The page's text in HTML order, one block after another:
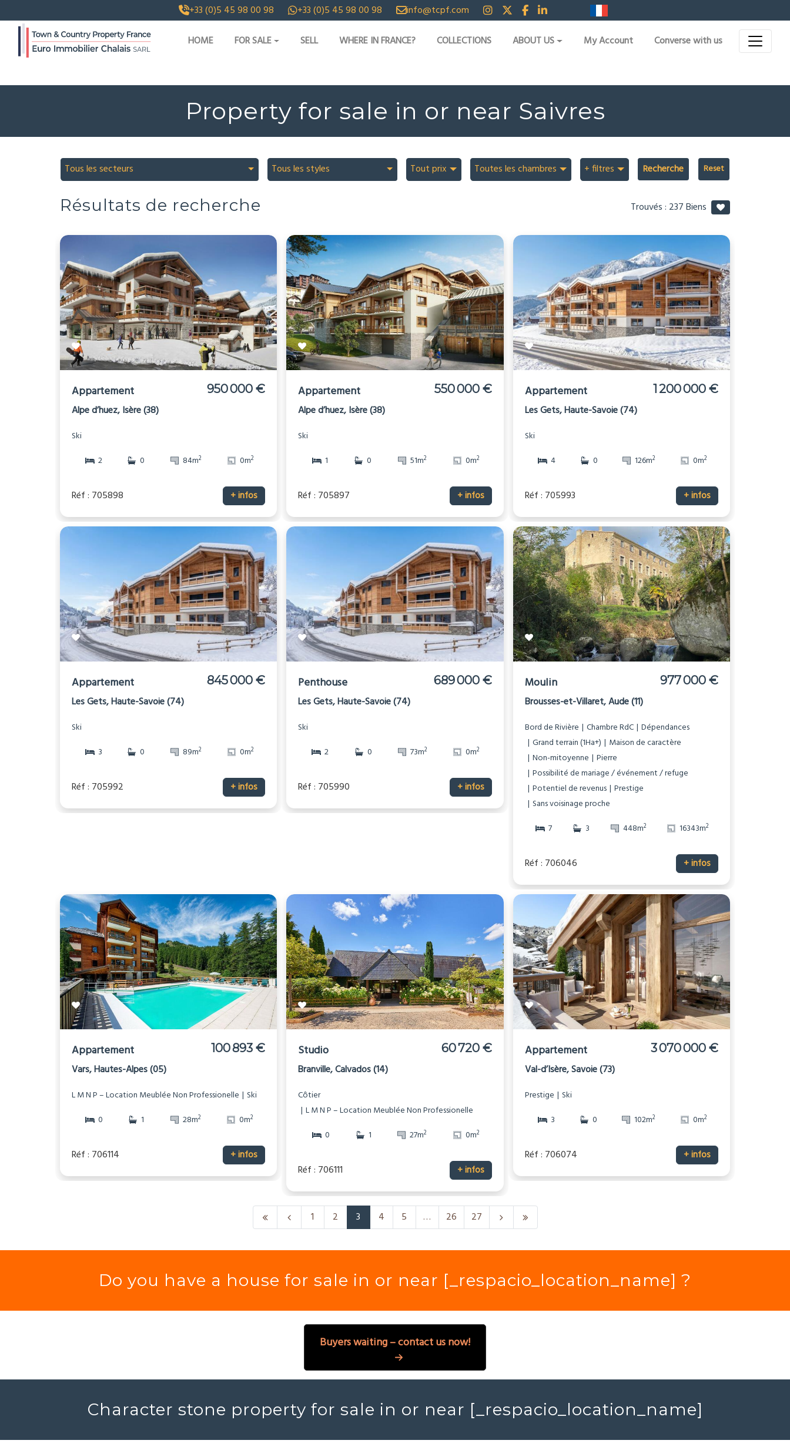
+33 (0)5 45 98 00 98 +33 (0)5 45 98 00 98 info@tcpf.com
HOME FOR SALE SELL WHERE IN FRANCE? COLLECTIONS ABOUT US My Account Converse with us
Property for sale in or near Saivres
Tous les secteurs Tous les styles Tout prix Toutes les chambres + filtres Recherche
Résultats de recherche Trouvés : 237Biens
Appartement 950 000 €
Alpe d’huez, Isère (38)
Ski
2
0 84m2 0m2
Réf : 705898 + infos
Appartement 550 000 €
Alpe d’huez, Isère (38)
Ski
1
0 51m2 0m2
Réf : 705897 + infos
Appartement 1 200 000 €
Les Gets, Haute-Savoie (74)
Ski
4
0 126m2 0m2
Réf : 705993 + infos
Appartement 845 000 €
Les Gets, Haute-Savoie (74)
Ski
3
0 89m2 0m2
Réf : 705992 + infos
Penthouse 689 000 €
Les Gets, Haute-Savoie (74)
Ski
2
0 73m2 0m2
Réf : 705990 + infos
Moulin 977 000 €
Brousses-et-Villaret, Aude (11)
Bord de Rivière Chambre RdC Dépendances
Grand terrain (1Ha+)
Maison de caractère
Non-mitoyenne
Pierre
Possibilité de mariage / événement / refuge
Potentiel de revenus Prestige
Sans voisinage proche
7
3 448m2 16343m2
Réf : 706046 + infos
Appartement 100 893 €
Vars, Hautes-Alpes (05)
L M N P – Location Meublée Non Professionelle
Ski
0
1 28m2 0m2
Réf : 706114 + infos
Studio 60 720 €
Branville, Calvados (14)
Côtier
L M N P – Location Meublée Non Professionelle
0
1 27m2 0m2
Réf : 706111 + infos
Appartement 3 070 000 €
Val-d’Isère, Savoie (73)
Prestige
Ski
3
0 102m2 0m2
Réf : 706074 + infos
1 2 3 4 5 … 26 27
Do you have a house for sale in or near [_respacio_location_name] ?
Buyers waiting – contact us now!
Character stone property for sale in or near [_respacio_location_name]